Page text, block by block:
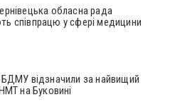
обласна рада
співпрацю у сфері медицини
відзначили за найвищий
на Буковині